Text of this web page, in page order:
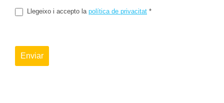
Llegeixo i accepto la política de privacitat *
Enviar